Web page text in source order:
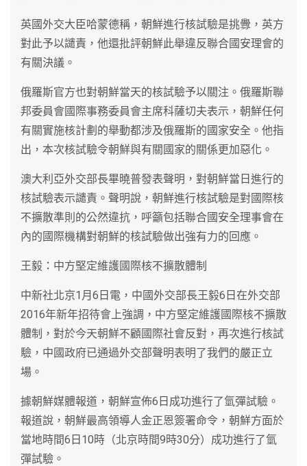
英國外交大臣哈蒙德稱，朝鮮進行核試驗是挑釁，英方
對此予以譴責，他還批評朝鮮此舉違反聯合國安理會的
有關決議。
俄羅斯官方也對朝鮮當天的核試驗予以關注。俄羅斯聯
邦委員會國際事務委員會主席科薩切夫表示，朝鮮任何
有關實施核計劃的舉動都涉及俄羅斯的國家安全。他指
出，本次核試驗令朝鮮與有關國家的關係更加惡化。
澳大利亞外交部長畢曉普發表聲明，對朝鮮當日進行的
核試驗表示譴責。聲明說，朝鮮進行核試驗是對國際核
不擴散準則的公然違抗，呼籲包括聯合國安全理事會在
內的國際機構對朝鮮的核試驗做出強有力的回應。
王毅：中方堅定維護國際核不擴散體制
中新社北京1月6日電，中國外交部長王毅6日在外交部
2016年新年招待會上強調，中方堅定維護國際核不擴散
體制，對於今天朝鮮不顧國際社會反對，再次進行核試
驗，中國政府已通過外交部聲明表明了我們的嚴正立
場。
據朝鮮媒體報道，朝鮮宣佈6日成功進行了氫彈試驗。
報道說，朝鮮最高領導人金正恩簽署命令，朝鮮方面於
當地時間6日10時（北京時間9時30分）成功進行了氫
彈試驗。